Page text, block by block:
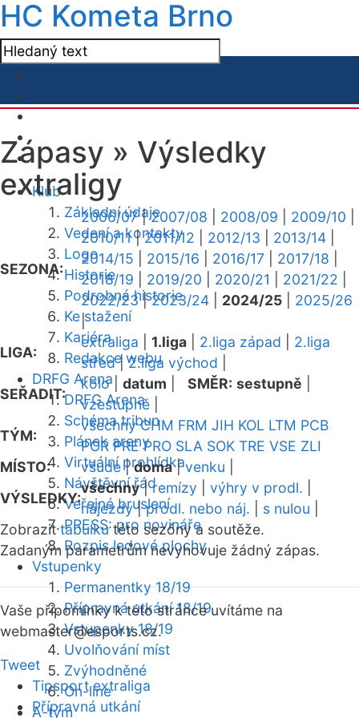
HC Kometa Brno
Klub
Základní údaje
Vedení a kontakty
Logo
Historie
Podrobná historie
Ke stažení
Kariéra
Redakce webu
DRFG Arena
DRFG Arena
Schéma tribun
Plánek areny
Virtuální prohlídka
Návštěvní řád
Veřejné bruslení
PRESS: pro novináře
Rozpis ledové plochy
Vstupenky
Permanentky 18/19
Přípravná utkání 18/19
Vstupenky 18/19
Uvolňování míst
Zvýhodněné
On-line
A-tým
Zápasy » Výsledky
extraligy
SEZONA:
2006/07|2007/08 2008/09 2009/10
2010/11|2011/12 2012/13 2013/14
2014/15
2015/16 2016/17 2017/18
2018/19
2019/20 2020/21 2021/22
2022/23|2023/24 2024/25
2025/26
|
LIGA:
extraliga 1.liga 2.liga západ
2.liga
střed|2.liga východ
SEŘADIT:
kolo| datum SMĚR: sestupně
vzestupně
TÝM:
všechny CHM FRM JIH KOL LTM PCB
POR PRE PRO SLA SOK TRE VSE ZLI
MÍSTO:
všude|doma|venku
VÝSLEDKY:
všechny|remízy výhry v prodl.
nájezdy|prodl. nebo náj. s nulou
Zobrazittabulkutéto sezóny a soutěže.
Zadaným parametrům nevyhovuje žádný zápas.
Vaše připomínky k této stránce uvítáme na
webmaster@esports.cz.
Tweet
Tipsport extraliga
Přípravná utkání